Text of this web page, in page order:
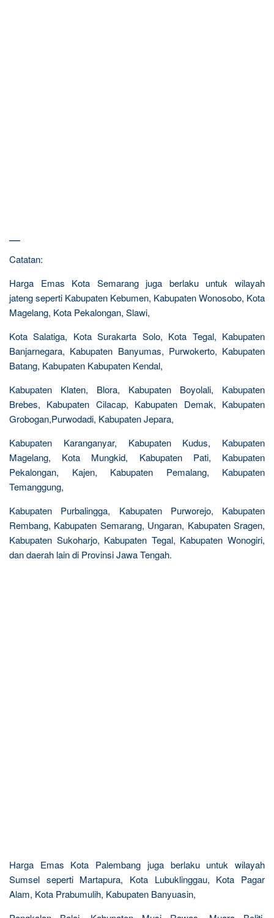
—
Catatan:
Harga Emas Kota Semarang juga berlaku untuk wilayah
jateng seperti Kabupaten Kebumen, Kabupaten Wonosobo, Kota
Magelang, Kota Pekalongan, Slawi,
Kota Salatiga, Kota Surakarta Solo, Kota Tegal, Kabupaten
Banjarnegara, Kabupaten Banyumas, Purwokerto, Kabupaten
Batang, Kabupaten Kabupaten Kendal,
Kabupaten Klaten, Blora, Kabupaten Boyolali, Kabupaten
Brebes, Kabupaten Cilacap, Kabupaten Demak, Kabupaten
Grobogan,Purwodadi, Kabupaten Jepara,
Kabupaten Karanganyar, Kabupaten Kudus, Kabupaten
Magelang, Kota Mungkid, Kabupaten Pati, Kabupaten
Pekalongan, Kajen, Kabupaten Pemalang, Kabupaten
Temanggung,
Kabupaten Purbalingga, Kabupaten Purworejo, Kabupaten
Rembang, Kabupaten Semarang, Ungaran, Kabupaten Sragen,
Kabupaten Sukoharjo, Kabupaten Tegal, Kabupaten Wonogiri,
dan daerah lain di Provinsi Jawa Tengah.
Harga Emas Kota Palembang juga berlaku untuk wilayah
Sumsel seperti Martapura, Kota Lubuklinggau, Kota Pagar
Alam, Kota Prabumulih, Kabupaten Banyuasin,